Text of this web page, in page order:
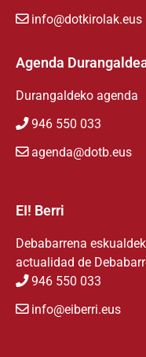
info@dotkirolak.eus
Agenda
Durangaldeko agenda
946 550 033
agenda@dotb.eus
EI! Berri
Debabarrena
actualidad de
946 550 033
info@eiberri.eus